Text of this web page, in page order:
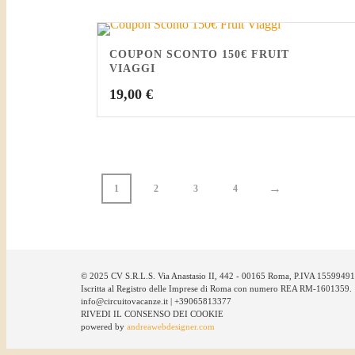
COUPON SCONTO 150€ FRUIT
VIAGGI
19,00 €
1 2 3 4 →
© 2025 CV S.R.L.S. Via Anastasio II, 442 - 00165 Roma, P.IVA
Iscritta al Registro delle Imprese di Roma con numero REA RM-1601359.
info@circuitovacanze.it | +39065813377
RIVEDI IL CONSENSO DEI COOKIE
powered by andreawebdesigner.com